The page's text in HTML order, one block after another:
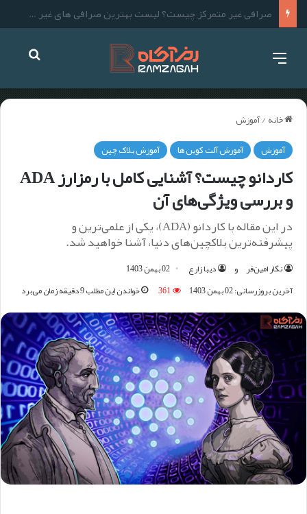
لیست بهترین صرافی های ارز دیجیتال خارجی برای ایرانی ها
خانه/آموزش
آموزش
آموزش آلت کوین ها آموزش بلاک چین
کاردانو چیست؟ آشنایی کامل با رمزارز ADA
و بررسی ویژگی‌های آن
در این مقاله با کاردانو (ADA)، یکی از علمی‌ترین و
پیشرفته‌ترین بلاکچین‌های دنیا، آشنا خواهید شد.
نگار امین‌فر و دیبا زارع
02 بهمن 1403
آخرین بروزرسانی: 02 بهمن 1403
361 خواندن این مطلب 9 دقیقه زمان می‌برد